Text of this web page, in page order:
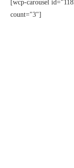
[wcp-carousel
count="3"]